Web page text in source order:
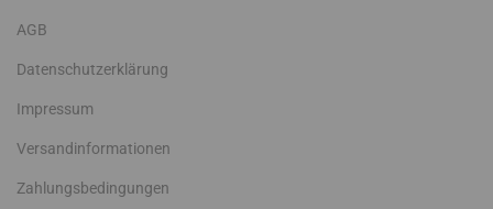
AGB
Datenschutzerklärung
Impressum
Versandinformationen
Zahlungsbedingungen